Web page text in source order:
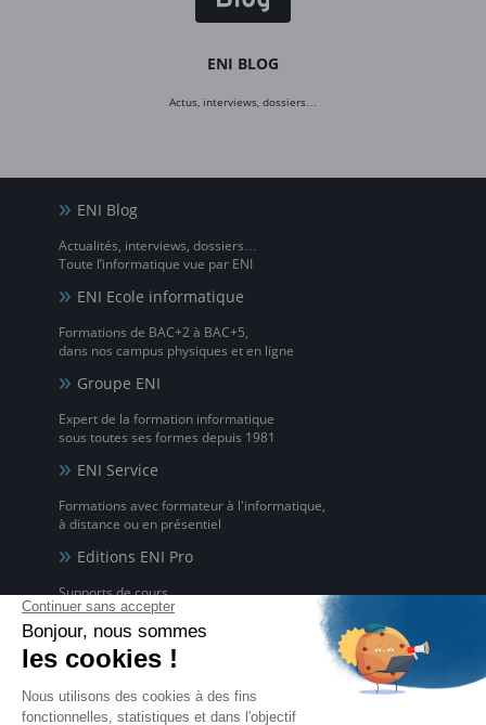
ENI BLOG
Actus, interviews, dossiers…
ENI Blog
Actualités, interviews, dossiers…
Toute l’informatique vue par ENI
ENI Ecole informatique
Formations de BAC+2 à BAC+5,
dans nos campus physiques et en ligne
Groupe ENI
Expert de la formation informatique
sous toutes ses formes depuis 1981
ENI Service
Formations avec formateur à l'informatique,
à distance ou en présentiel
Editions ENI Pro
Supports de cours
pour les organismes de formation
ENI elearning
La solution de formation à l'informatique en ligne,
disponible en 5 langues